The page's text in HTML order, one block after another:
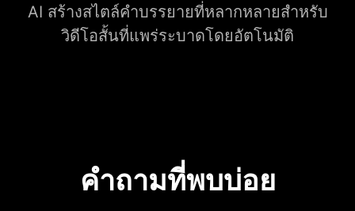
AI สร้างสไตล์คำบรรยายที่หลากหลายสำหรับ
วิดีโอสั้นที่แพร่ระบาดโดยอัตโนมัติ
คำถามที่พบบ่อย